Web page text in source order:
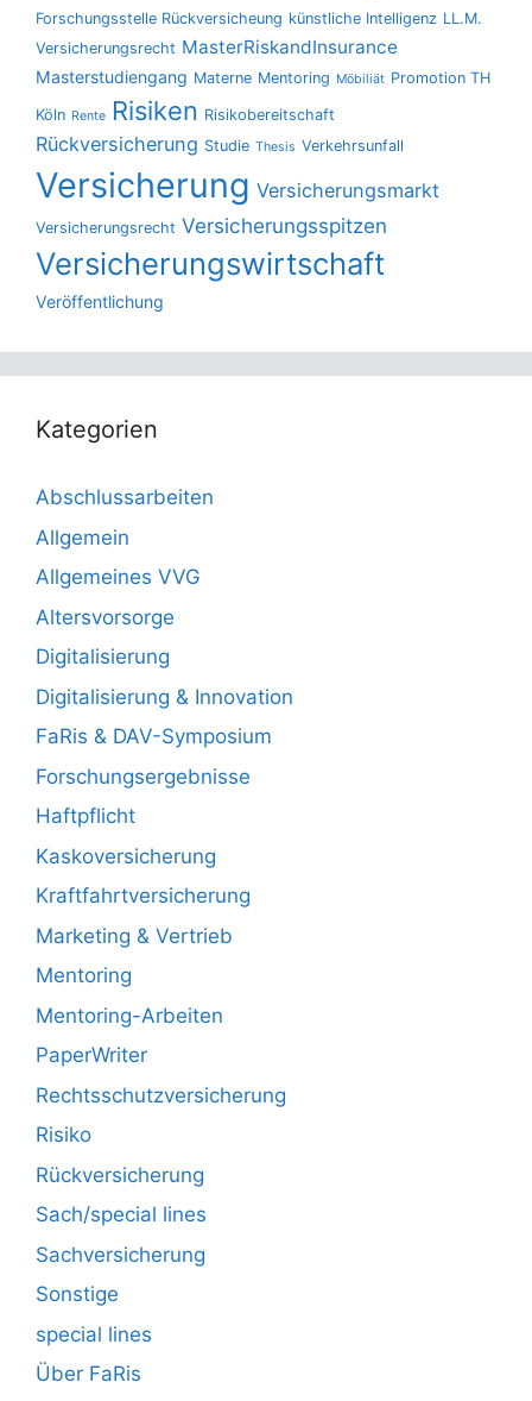
Forschungsstelle Rückversicheung künstliche Intelligenz LL.M.
Versicherungsrecht MasterRiskandInsurance
Masterstudiengang Materne Mentoring Möbiliät Promotion TH
Köln Rente Risiken Risikobereitschaft
Rückversicherung Studie Thesis Verkehrsunfall
Versicherung Versicherungsmarkt
Versicherungsrecht Versicherungsspitzen
Versicherungswirtschaft
Veröffentlichung
Kategorien
Abschlussarbeiten
Allgemein
Allgemeines VVG
Altersvorsorge
Digitalisierung
Digitalisierung & Innovation
FaRis & DAV-Symposium
Forschungsergebnisse
Haftpflicht
Kaskoversicherung
Kraftfahrtversicherung
Marketing & Vertrieb
Mentoring
Mentoring-Arbeiten
PaperWriter
Rechtsschutzversicherung
Risiko
Rückversicherung
Sach/special lines
Sachversicherung
Sonstige
special lines
Über FaRis